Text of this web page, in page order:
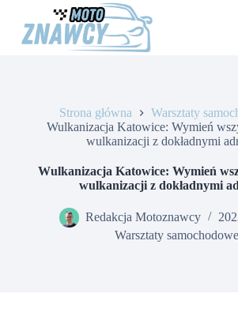
Strona główna
Warsztaty
Wulkanizacja Katowice: Wymień
wulkanizacji z dokładnymi
Wulkanizacja Katowice: Wymień
wulkanizacji z dokładnymi
Redakcja Motoznawcy
Warsztaty samochodowe